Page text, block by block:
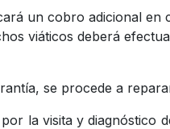
un cobro adicional en
viáticos deberá
se procede a
la visita y diagnóstico